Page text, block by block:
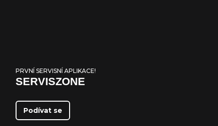
PRVNÍ SERVISNÍ APLIKACE!
SERVISZONE
Podívat se